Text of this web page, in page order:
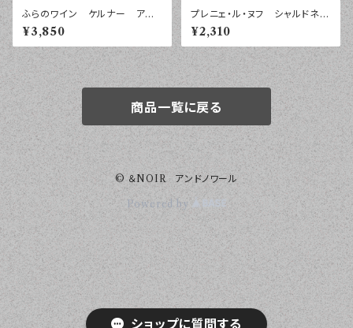
ショップに質問する
ふらのワイン ケルナー アシ
リフラヌイ ２０２４年 ７５０ｍ
ｌ
¥3,850
プレニェ・ル・ヌフ シャルドネ
プレティージュ コトー・ド・ベ
ジエ ２０２４年 ７５０ｍｌ
¥2,310
商品一覧に戻る
© ＆NOIR アンドノワール
Powered by